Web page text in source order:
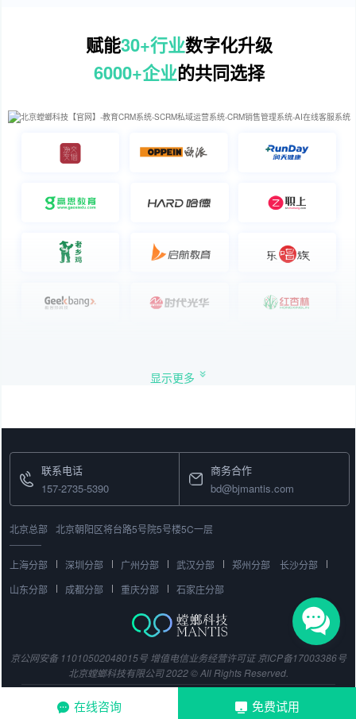
在线咨询 免费试用
赋能30+行业数字化升级
6000+企业的共同选择
显示更多
联系电话
157-2735-5390
商务合作
bd@bjmantis.com
北京总部 北京朝阳区将台路5号院5号楼5C一层
上海分部 深圳分部 广州分部 武汉分部 郑州分部
长沙分部
山东分部
成都分部 重庆分部 石家庄分部
京公网安备 11010502048015号 增值电信业务经营许可证 京ICP备17003386号
北京螳螂科技有限公司 2022 © All Rights Reserved.